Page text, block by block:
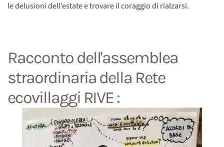
le delusioni dell’estate e trovare il coraggio di rialzarsi.
Racconto dell'assemblea
straordinaria della Rete
ecovillaggi RIVE :